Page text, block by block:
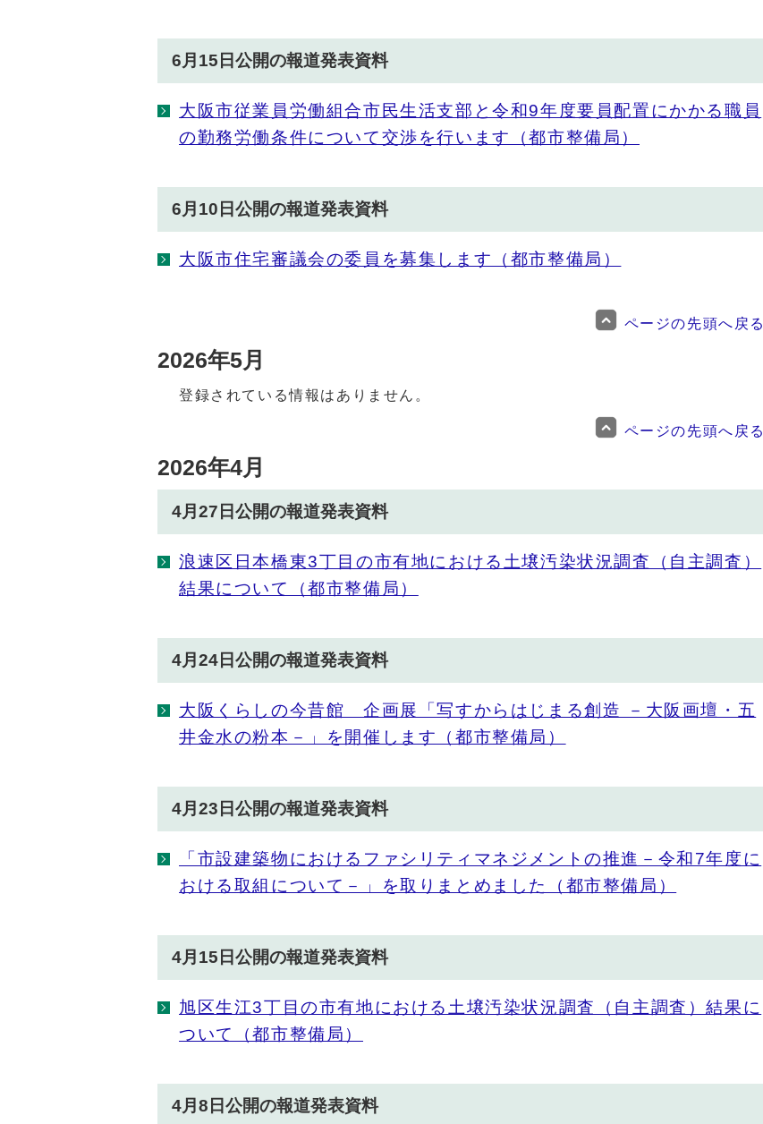
6月15日公開の報道発表資料
大阪市従業員労働組合市民生活支部と令和9年度要員配置にかかる職員
の勤務労働条件について交渉を行います（都市整備局）
6月10日公開の報道発表資料
大阪市住宅審議会の委員を募集します（都市整備局）
ページの先頭へ戻る
2026年5月
登録されている情報はありません。
ページの先頭へ戻る
2026年4月
4月27日公開の報道発表資料
浪速区日本橋東3丁目の市有地における土壌汚染状況調査（自主調査）
結果について（都市整備局）
4月24日公開の報道発表資料
大阪くらしの今昔館 企画展「写すからはじまる創造 －大阪画壇・五
井金水の粉本－」を開催します（都市整備局）
4月23日公開の報道発表資料
「市設建築物におけるファシリティマネジメントの推進－令和7年度に
おける取組について－」を取りまとめました（都市整備局）
4月15日公開の報道発表資料
旭区生江3丁目の市有地における土壌汚染状況調査（自主調査）結果に
ついて（都市整備局）
4月8日公開の報道発表資料